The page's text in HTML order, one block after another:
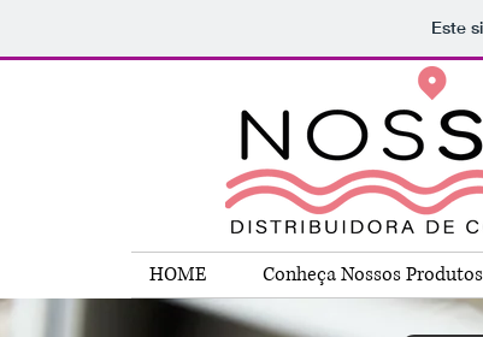
Este
HOME Conheça Nossos Produtos